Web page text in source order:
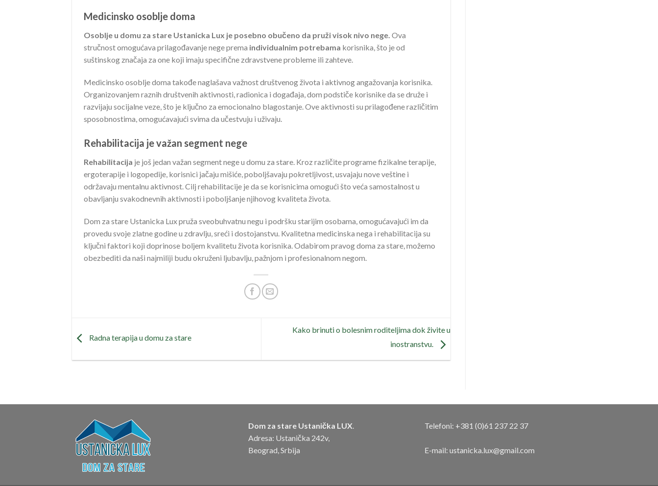
Medicinsko osoblje doma
Osoblje u domu za stare Ustanicka Lux je posebno obučeno da pruži visok nivo nege. Ova
stručnost omogućava prilagođavanje nege prema individualnim potrebama korisnika, što je od
suštinskog značaja za one koji imaju specifične zdravstvene probleme ili zahteve.
Medicinsko osoblje doma takođe naglašava važnost društvenog života i aktivnog angažovanja korisnika.
Organizovanjem raznih društvenih aktivnosti, radionica i događaja, dom podstiče korisnike da se druže i
razvijaju socijalne veze, što je ključno za emocionalno blagostanje. Ove aktivnosti su prilagođene različitim
sposobnostima, omogućavajući svima da učestvuju i uživaju.
Rehabilitacija je važan segment nege
Rehabilitacija je još jedan važan segment nege u domu za stare. Kroz različite programe fizikalne terapije,
ergoterapije i logopedije, korisnici jačaju mišiće, poboljšavaju pokretljivost, usvajaju nove veštine i
održavaju mentalnu aktivnost. Cilj rehabilitacije je da se korisnicima omogući što veća samostalnost u
obavljanju svakodnevnih aktivnosti i poboljšanje njihovog kvaliteta života.
Dom za stare Ustanicka Lux pruža sveobuhvatnu negu i podršku starijim osobama, omogućavajući im da
provedu svoje zlatne godine u zdravlju, sreći i dostojanstvu. Kvalitetna medicinska nega i rehabilitacija su
ključni faktori koji doprinose boljem kvalitetu života korisnika. Odabirom pravog doma za stare, možemo
obezbediti da naši najmiliji budu okruženi ljubavlju, pažnjom i profesionalnom negom.
Radna terapija u domu za stare
Kako brinuti o bolesnim roditeljima dok živite u
inostranstvu.
Dom za stare Ustanička LUX.
Adresa: Ustanička 242v,
Beograd, Srbija
Telefoni: +381 (0)61 237 22 37
E-mail: ustanicka.lux@gmail.com